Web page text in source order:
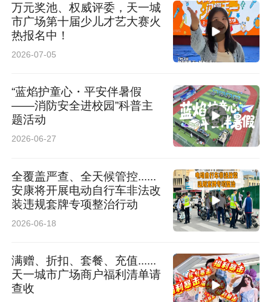
万元奖池、权威评委，天一城
市广场第十届少儿才艺大赛火
热报名中！
2026-07-05
“蓝焰护童心・平安伴暑假
——消防安全进校园”科普主
题活动
2026-06-27
全覆盖严查、全天候管控......
安康将开展电动自行车非法改
装违规套牌专项整治行动
2026-06-18
满赠、折扣、套餐、充值......
天一城市广场商户福利清单请
查收